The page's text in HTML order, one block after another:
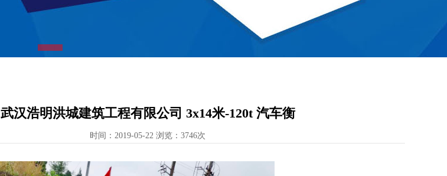
武汉浩明洪城建筑工程有限公司 3x14米-120t 汽车衡
时间：2019-05-22 浏览：3746次